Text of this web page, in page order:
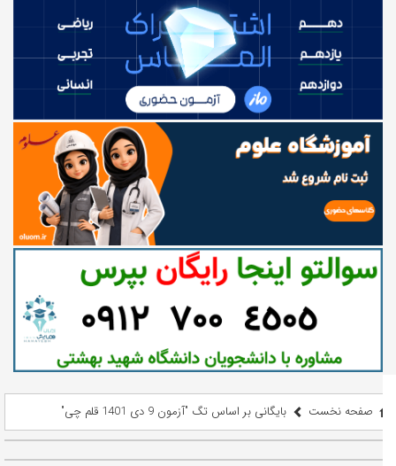
صفحه نخست بایگانی بر اساس تگ "آزمون 9 دی 1401 قلم چی"